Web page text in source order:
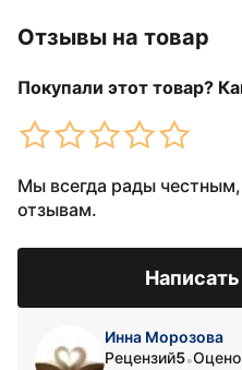
Отзывы на товар
Покупали этот товар?
Мы всегда рады
отзывам.
Инна Морозова
Рецензий5•